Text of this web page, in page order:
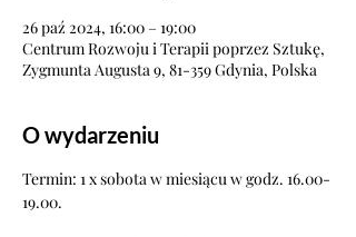
26 paź 2024, 16:00 – 19:00
Centrum Rozwoju i Terapii poprzez Sztukę,
Zygmunta Augusta 9, 81-359 Gdynia, Polska
O wydarzeniu
Termin: 1 x sobota w miesiącu w godz. 16.00-
19.00.